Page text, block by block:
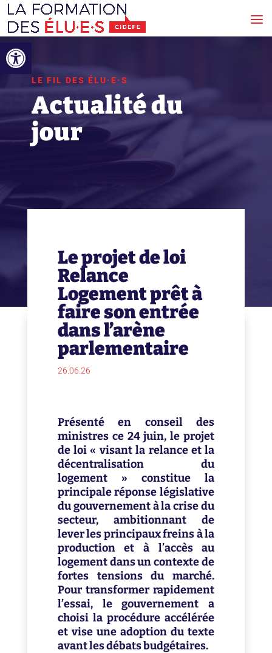
Ouvrir la barre d’outils
LE FIL DES ÉLU·E·S
Actualité du
jour
Le projet de loi
Relance
Logement prêt à
faire son entrée
dans l’arène
parlementaire
26.06.26
Présenté en conseil des
ministres ce 24 juin, le projet
de loi « visant la relance et la
décentralisation du
logement » constitue la
principale réponse législative
du gouvernement à la crise du
secteur, ambitionnant de
lever les principaux freins à la
production et à l’accès au
logement dans un contexte de
fortes tensions du marché.
Pour transformer rapidement
l’essai, le gouvernement a
choisi la procédure accélérée
et vise une adoption du texte
avant les débats budgétaires.